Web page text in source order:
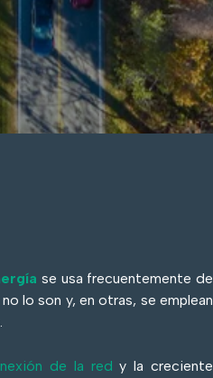
se usa frecuentemente de
lo son y, en otras, se emplean
de la red y la creciente